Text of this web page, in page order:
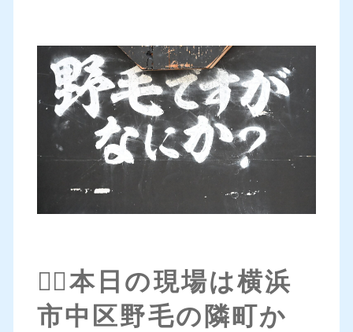
💁‍♀️本日の現場は横浜
市中区野毛の隣町か